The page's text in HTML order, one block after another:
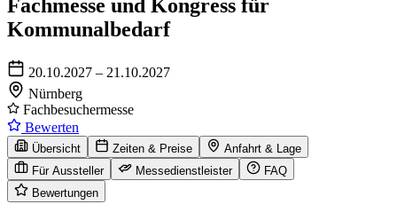
Fachmesse und Kongress für
Kommunalbedarf
20.10.2027 – 21.10.2027
Nürnberg
Fachbesuchermesse
Bewerten
Übersicht Zeiten & Preise
Anfahrt & Lage
Für Aussteller
Messedienstleister
FAQ
Bewertungen